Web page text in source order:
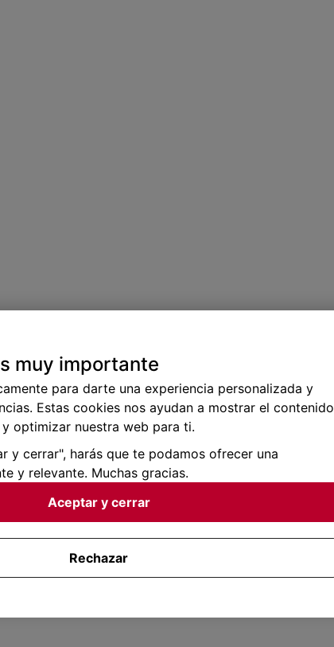
muy importante
para darte una experiencia personalizada y
Estas cookies nos ayudan a mostrar el contenido
optimizar nuestra web para ti.
y cerrar", harás que te podamos ofrecer una
y relevante. Muchas gracias.
Aceptar y cerrar
Rechazar